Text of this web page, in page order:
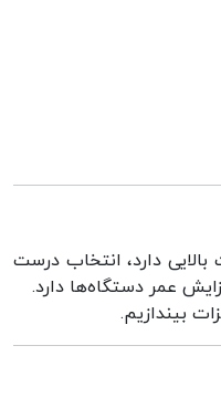
دارد، انتخاب درست
عمر دستگاه‌ها دارد.
بیندازیم.